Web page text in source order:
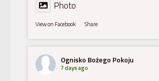
Photo
View on Facebook · Share
Ognisko Bożego Pokoju
7 days ago